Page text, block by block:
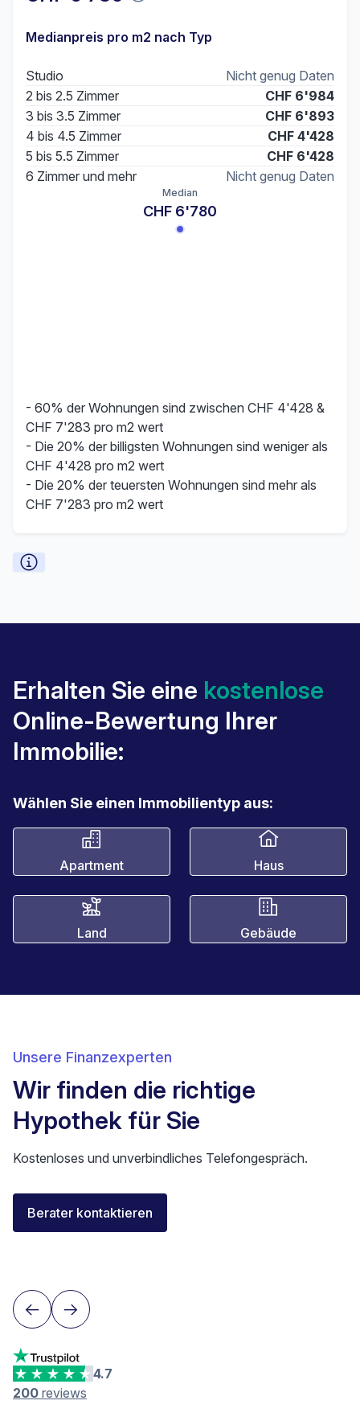
Medianpreis pro m2 nach Typ
Studio
Nicht genug Daten
2 bis 2.5 Zimmer
CHF 6'984
3 bis 3.5 Zimmer
CHF 6'893
4 bis 4.5 Zimmer
CHF 4'428
5 bis 5.5 Zimmer
CHF 6'428
6 Zimmer und mehr
Nicht genug Daten
Median
CHF 6'780
- 60% der Wohnungen sind zwischen CHF 4'428 &
CHF 7'283 pro m2 wert
- Die 20% der billigsten Wohnungen sind weniger als
CHF 4'428 pro m2 wert
- Die 20% der teuersten Wohnungen sind mehr als
CHF 7'283 pro m2 wert
Erhalten Sie eine kostenlose
Online-Bewertung Ihrer
Immobilie:
Wählen Sie einen Immobilientyp aus:
Apartment Haus
Land Gebäude
Unsere Finanzexperten
Wir finden die richtige
Hypothek für Sie
Kostenloses und unverbindliches Telefongespräch.
Berater kontaktieren
Florent Buser
Area Sales Director Romandie
4.7
200 reviews